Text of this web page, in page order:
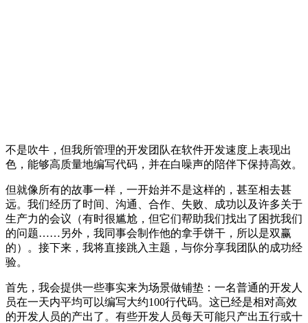
不是吹牛，但我所管理的开发团队在软件开发速度上表现出
色，能够高质量地编写代码，并在白噪声的陪伴下保持高效。
但就像所有的故事一样，一开始并不是这样的，甚至相去甚
远。我们经历了时间、沟通、合作、失败、成功以及许多关于
生产力的会议（有时很尴尬，但它们帮助我们找出了困扰我们
的问题……另外，我同事会制作他的拿手饼干，所以是双赢
的）。接下来，我将直接跳入主题，与你分享我团队的成功经
验。
首先，我会提供一些事实来为场景做铺垫：一名普通的开发人
员在一天内平均可以编写大约100行代码。这已经是相对高效
的开发人员的产出了。有些开发人员每天可能只产出五行或十